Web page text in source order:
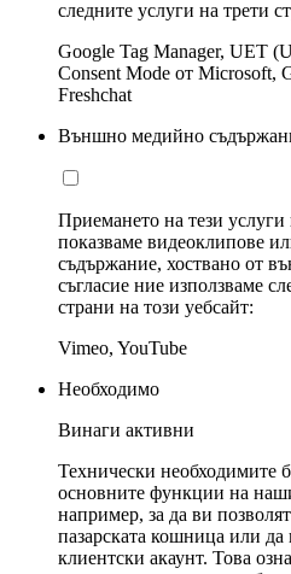
следните услуги на трети
Google Tag Manager, UET
Consent Mode от Microsoft,
Freshchat
Външно медийно
Приемането на тези услуги
показваме видеоклипове
съдържание, хоствано от
съгласие ние използваме
страни на този уебсайт:
Vimeo, YouTube
Необходимо
Винаги активни
Технически необходимите
основните функции на
например, за да ви
пазарската кошница или да
клиентски акаунт. Това